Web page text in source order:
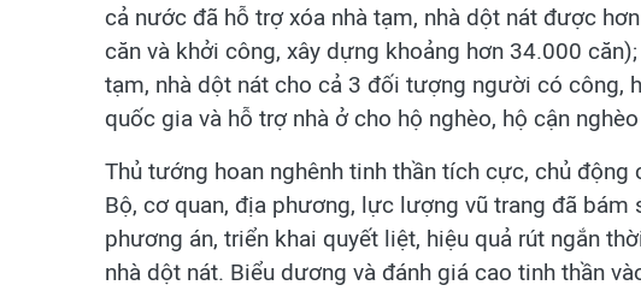
cả nước đã hỗ trợ xóa nhà tạm, nhà dột nát được
căn và khởi công, xây dựng khoảng hơn 34.000
tạm, nhà dột nát cho cả 3 đối tượng người có công,
quốc gia và hỗ trợ nhà ở cho hộ nghèo, hộ cận
Thủ tướng hoan nghênh tinh thần tích cực, chủ động
Bộ, cơ quan, địa phương, lực lượng vũ trang đã
phương án, triển khai quyết liệt, hiệu quả rút ngắn
nhà dột nát. Biểu dương và đánh giá cao tinh thần